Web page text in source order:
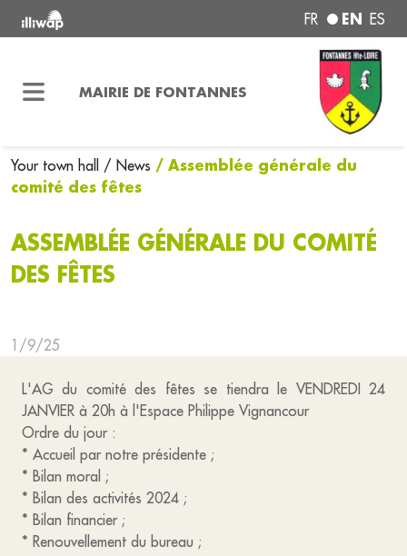
FR EN ES
MAIRIE DE FONTANNES
Your town hall / News / Assemblée générale du
comité des fêtes
ASSEMBLÉE GÉNÉRALE DU COMITÉ
DES FÊTES
1/9/25
L'AG du comité des fêtes se tiendra le VENDREDI 24
JANVIER à 20h à l'Espace Philippe Vignancour
Ordre du jour :
* Accueil par notre présidente ;
* Bilan moral ;
* Bilan des activités 2024 ;
* Bilan financier ;
* Renouvellement du bureau ;